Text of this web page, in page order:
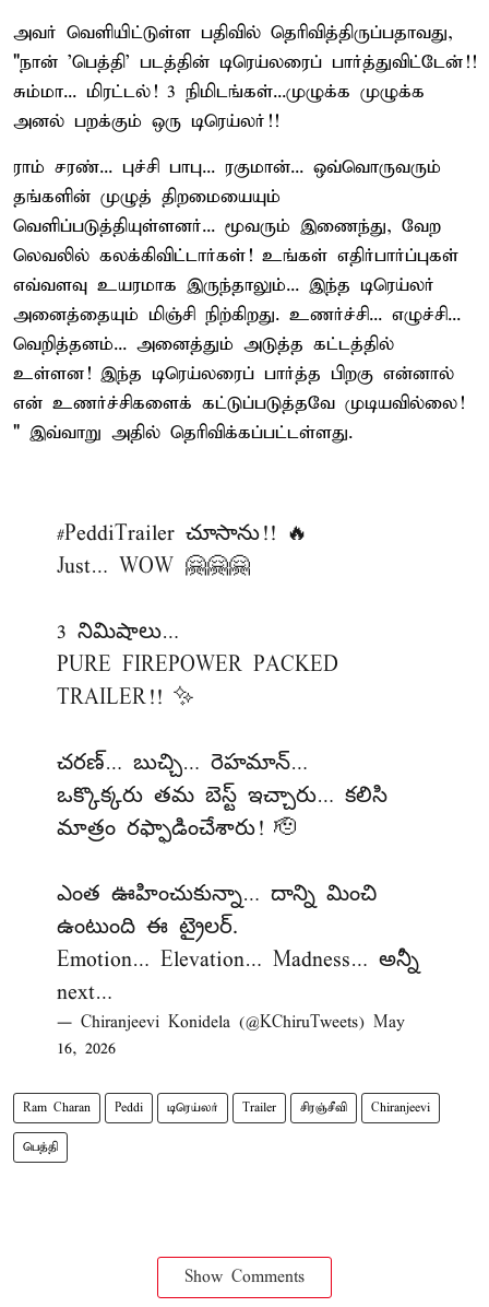
அவர் வெளியிட்டுள்ள பதிவில் தெரிவித்திருப்பதாவது,
"நான் 'பெத்தி' படத்தின் டிரெய்லரைப் பார்த்துவிட்டேன்!!
சும்மா... மிரட்டல்! 3 நிமிடங்கள்...முழுக்க முழுக்க
அனல் பறக்கும் ஒரு டிரெய்லர்!!
ராம் சரண்... புச்சி பாபு... ரகுமான்... ஒவ்வொருவரும்
தங்களின் முழுத் திறமையையும்
வெளிப்படுத்தியுள்ளனர்... மூவரும் இணைந்து, வேற
லெவலில் கலக்கிவிட்டார்கள்! உங்கள் எதிர்பார்ப்புகள்
எவ்வளவு உயரமாக இருந்தாலும்... இந்த டிரெய்லர்
அனைத்தையும் மிஞ்சி நிற்கிறது. உணர்ச்சி... எழுச்சி...
வெறித்தனம்... அனைத்தும் அடுத்த கட்டத்தில்
உள்ளன! இந்த டிரெய்லரைப் பார்த்த பிறகு என்னால்
என் உணர்ச்சிகளைக் கட்டுப்படுத்தவே முடியவில்லை!
" இவ்வாறு அதில் தெரிவிக்கப்பட்டள்ளது.
#PeddiTrailer చూసాను!! 🔥
Just… WOW 🤗🤗🤗
3 నిమిషాలు…
PURE FIREPOWER PACKED
TRAILER!! ✨
చరణ్… బుచ్చి… రెహమాన్…
ఒక్కొక్కరు తమ బెస్ట్ ఇచ్చారు… కలిసి
మాత్రం రఫ్ఫాడించేశారు! 🫡
ఎంత ఊహించుకున్నా… దాన్ని మించి
ఉంటుంది ఈ ట్రైలర్.
Emotion… Elevation… Madness… అన్నీ
next…
— Chiranjeevi Konidela (@KChiruTweets) May
16, 2026
Ram Charan Peddi டிரெய்லர் Trailer சிரஞ்சீவி Chiranjeevi
பெத்தி
Show Comments